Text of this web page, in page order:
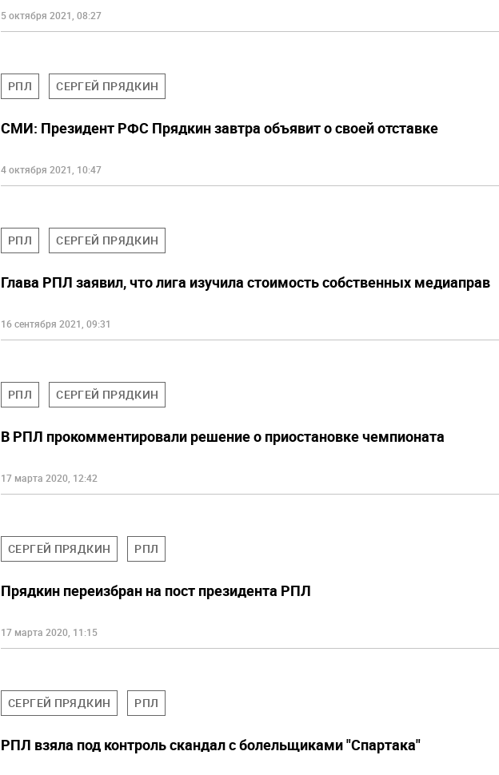
5 октября 2021, 08:27
РПЛ СЕРГЕЙ ПРЯДКИН
СМИ: Президент РФС Прядкин завтра объявит о своей отставке
4 октября 2021, 10:47
РПЛ СЕРГЕЙ ПРЯДКИН
Глава РПЛ заявил, что лига изучила стоимость собственных медиаправ
16 сентября 2021, 09:31
РПЛ СЕРГЕЙ ПРЯДКИН
В РПЛ прокомментировали решение о приостановке чемпионата
17 марта 2020, 12:42
СЕРГЕЙ ПРЯДКИН РПЛ
Прядкин переизбран на пост президента РПЛ
17 марта 2020, 11:15
СЕРГЕЙ ПРЯДКИН РПЛ
РПЛ взяла под контроль скандал с болельщиками "Спартака"